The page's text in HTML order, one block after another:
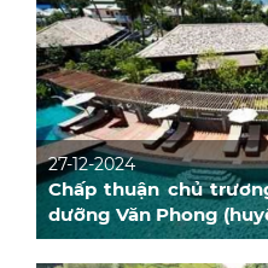
27-12-2024
Chấp thuận chủ
dưỡng Văn Phong